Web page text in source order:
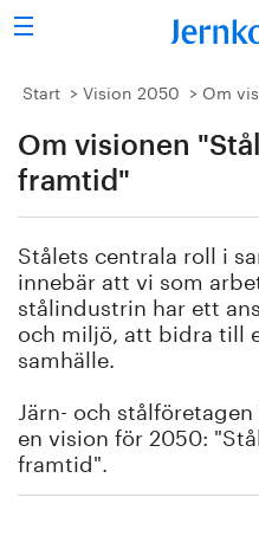
Sök
Stålindustrin
Vision 2050
Energi/miljö
Vi tycker
Bildbank
Om oss
Start Vision 2050 Om
Om visionen
framtid"
Stålets centrala roll i
innebär att vi som
stålindustrin har ett
och miljö, att bidra till
samhälle.
Järn- och
en vision för 2050:
framtid".